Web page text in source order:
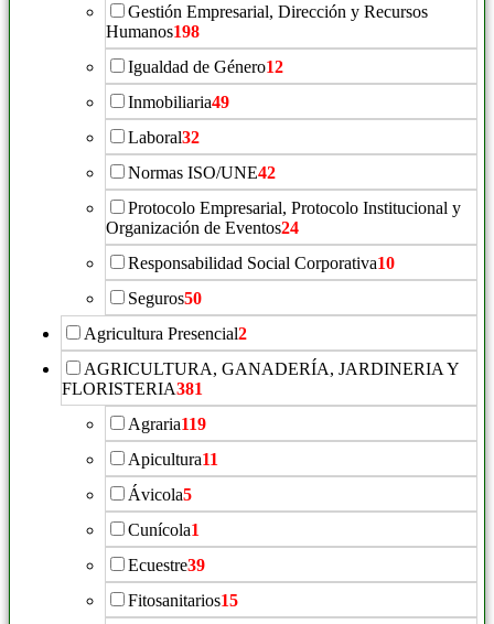
Gestión Empresarial, Dirección y Recursos
Humanos198
Igualdad de Género12
Inmobiliaria49
Laboral32
Normas ISO/UNE42
Protocolo Empresarial, Protocolo Institucional y
Organización de Eventos24
Responsabilidad Social Corporativa10
Seguros50
Agricultura Presencial2
AGRICULTURA, GANADERÍA, JARDINERIA Y
FLORISTERIA381
Agraria119
Apicultura11
Ávicola5
Cunícola1
Ecuestre39
Fitosanitarios15